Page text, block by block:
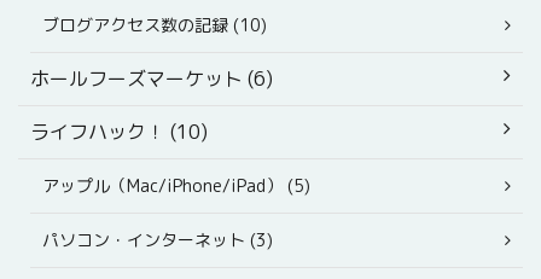
ブログアクセス数の記録 (10)
ホールフーズマーケット (6)
ライフハック！ (10)
アップル（Mac/iPhone/iPad） (5)
パソコン・インターネット (3)